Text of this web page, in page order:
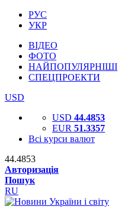
РУС
УКР
ВІДЕО
ФОТО
НАЙПОПУЛЯРНІШІ
СПЕЦПРОЕКТИ
USD
USD 44.4853
EUR 51.3357
Всі курси валют
44.4853
Авторизація
Пошук
RU